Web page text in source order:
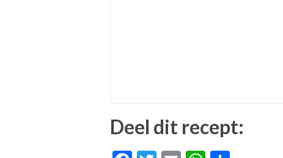
Deel dit recept: